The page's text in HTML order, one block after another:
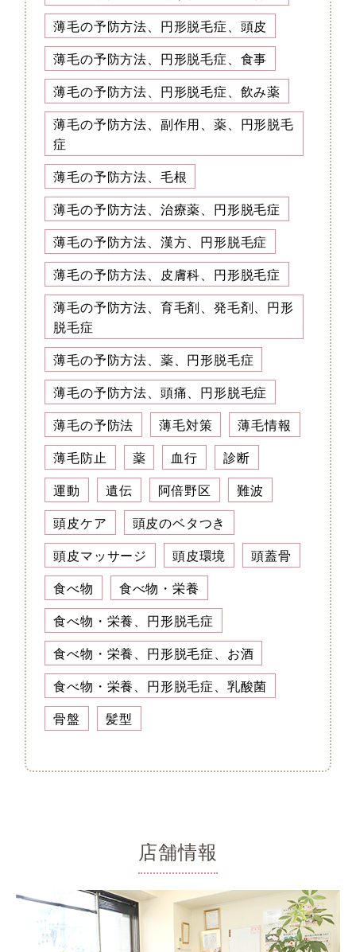
薄毛の予防方法、円形脱毛症、頭皮
薄毛の予防方法、円形脱毛症、食事
薄毛の予防方法、円形脱毛症、飲み薬
薄毛の予防方法、副作用、薬、円形脱毛
症
薄毛の予防方法、毛根
薄毛の予防方法、治療薬、円形脱毛症
薄毛の予防方法、漢方、円形脱毛症
薄毛の予防方法、皮膚科、円形脱毛症
薄毛の予防方法、育毛剤、発毛剤、円形
脱毛症
薄毛の予防方法、薬、円形脱毛症
薄毛の予防方法、頭痛、円形脱毛症
薄毛の予防法
薄毛対策
薄毛情報
薄毛防止
薬 血行
診断
運動
遺伝 阿倍野区
難波
頭皮ケア
頭皮のベタつき
頭皮マッサージ
頭皮環境
頭蓋骨
食べ物
食べ物・栄養
食べ物・栄養、円形脱毛症
食べ物・栄養、円形脱毛症、お酒
食べ物・栄養、円形脱毛症、乳酸菌
骨盤
髪型
店舗情報